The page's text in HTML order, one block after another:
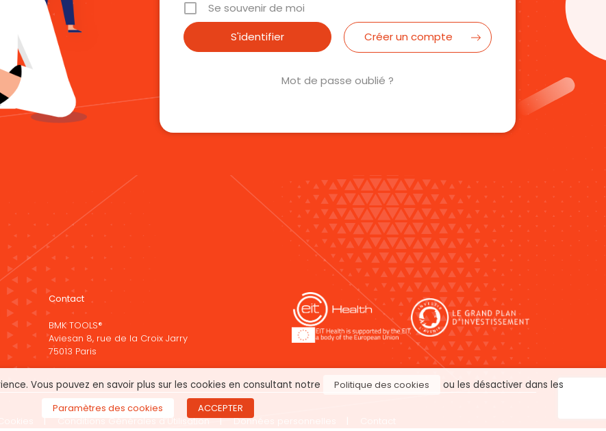
Se souvenir de moi
Créer un compte
Mot de passe oublié ?
Contact
BMK TOOLS®
Aviesan 8, rue de la Croix Jarry
75013 Paris
Conditions Générales d’Utilisation Données personnelles
Vous pouvez en savoir plus sur les cookies en consultant notre Politique des cookies
ou les désactiver dans les
Paramètres des cookies
ACCEPTER